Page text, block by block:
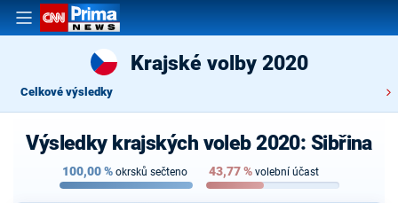
Krajské volby 2020
Celkové výsledky
Výsledky krajských voleb 2020: Sibřina
100,00% okrsků sečteno 43,77% volební účast